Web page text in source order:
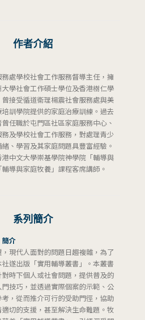
作者介紹
處學校社會工作服務督導主任，擁
學社會工作碩士學位及香港樹仁學
接受循道衞理楊震社會服務處與美
訓學院提供的家庭治療訓練。過去
任職於屯門區社區家庭服務中心、
及學校社會工作服務，對處理青少
、學習及其家庭問題具豐富經驗。
中文大學崇基學院神學院「輔導與
導與家庭牧養」課程客席講師。
系列簡介
簡介
現代人面對的問題日趨複雜，為了
遂出版「實用輔導叢書」。本叢書
時下個人或社會問題，提供普及的
技巧，並透過實際個案的示範、公
，從而推介可行的受助門徑，協助
切的支援，甚至解決生命難題。牧